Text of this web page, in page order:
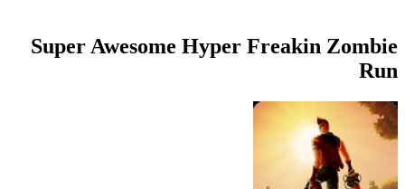
Super Awesome Hyper Freakin Zombie
Run